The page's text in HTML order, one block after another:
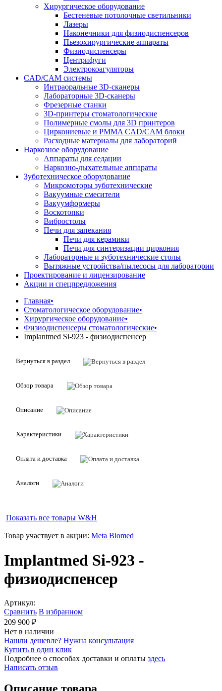
Хирургическое оборудование
Бестеневые потолочные светильники
Лазеры
Наконечники для физиодиспенсеров
Пьезохирургические аппараты
Физиодиспенсеры
Центрифуги
Электрокоагуляторы
CAD/CAM системы
Интраоральные 3D-сканеры
Лабораторные 3D-сканеры
Фрезерные станки
3D-принтеры стоматологические
Полимерные смолы для 3D принтеров
Циркониевые и PMMA CAD/CAM блоки
Расходные материалы для лабораторий
Наркозное оборудование
Аппараты для седации
Наркозно-дыхательные аппараты
Зуботехническое оборудование
Микромоторы зуботехнические
Вакуумные смесители
Вакуумформеры
Воскотопки
Вибростолы
Печи для запекания
Печи для керамики
Печи для синтеризации циркония
Лабораторные и зуботехнические столы
Вытяжные устройства/пылесосы для лаборатории
Проектирование и лицензирование
Акции и спецпредложения
Главная•
Стоматологическое оборудование•
Хирургическое оборудование•
Физиодиспенсеры стоматологические•
Implantmed Si-923 - физиодиспенсер
Вернуться в раздел
Обзор товара
Описание
Характеристики
Оплата и доставка
Аналоги
Показать все товары W&H
Товар участвует в акции: Meta Biomed
Implantmed Si-923 -
физиодиспенсер
Артикул:
Сравнить В избранном
209 900 ₽
Нет в наличии
Нашли дешевле? Нужна консультация
Купить в один клик
Подробнее о способах доставки и оплаты здесь
Написать отзыв